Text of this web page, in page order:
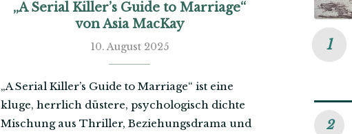
„A Serial Killer’s Guide to Marriage“
von Asia MacKay
10. August 2025
„A Serial Killer’s Guide to Marriage“ ist eine
kluge, herrlich düstere, psychologisch dichte
Mischung aus Thriller, Beziehungsdrama und